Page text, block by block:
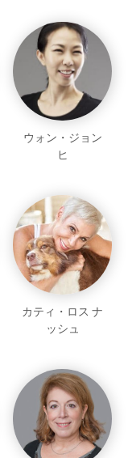
ウォン・ジョン
ヒ
カティ・ロス ナ
ッシュ